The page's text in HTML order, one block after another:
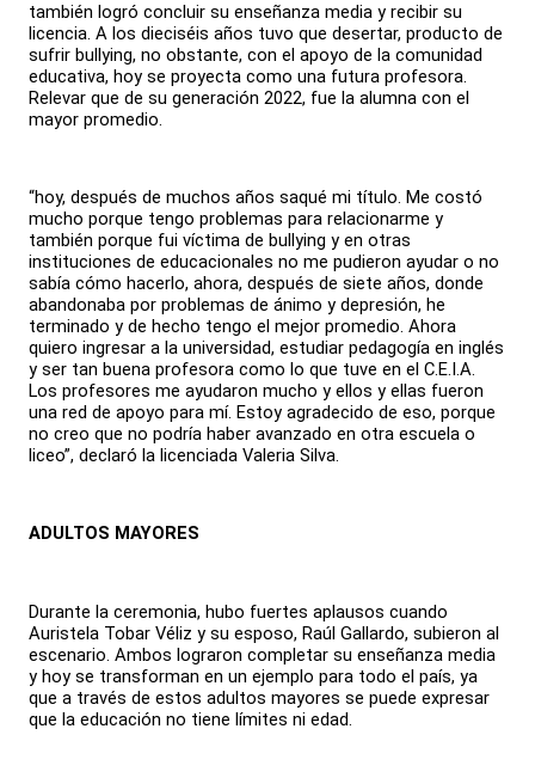
también logró concluir su enseñanza media y recibir su
licencia. A los dieciséis años tuvo que desertar, producto de
sufrir bullying, no obstante, con el apoyo de la comunidad
educativa, hoy se proyecta como una futura profesora.
Relevar que de su generación 2022, fue la alumna con el
mayor promedio.
“hoy, después de muchos años saqué mi título. Me costó
mucho porque tengo problemas para relacionarme y
también porque fui víctima de bullying y en otras
instituciones de educacionales no me pudieron ayudar o no
sabía cómo hacerlo, ahora, después de siete años, donde
abandonaba por problemas de ánimo y depresión, he
terminado y de hecho tengo el mejor promedio. Ahora
quiero ingresar a la universidad, estudiar pedagogía en inglés
y ser tan buena profesora como lo que tuve en el C.E.I.A.
Los profesores me ayudaron mucho y ellos y ellas fueron
una red de apoyo para mí. Estoy agradecido de eso, porque
no creo que no podría haber avanzado en otra escuela o
liceo”, declaró la licenciada Valeria Silva.
ADULTOS MAYORES
Durante la ceremonia, hubo fuertes aplausos cuando
Auristela Tobar Véliz y su esposo, Raúl Gallardo, subieron al
escenario. Ambos lograron completar su enseñanza media
y hoy se transforman en un ejemplo para todo el país, ya
que a través de estos adultos mayores se puede expresar
que la educación no tiene límites ni edad.